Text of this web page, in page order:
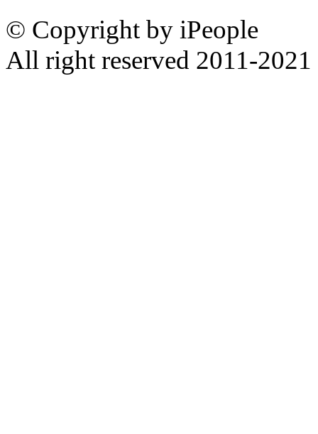
© Copyright by iPeople
All right reserved 2011-2021